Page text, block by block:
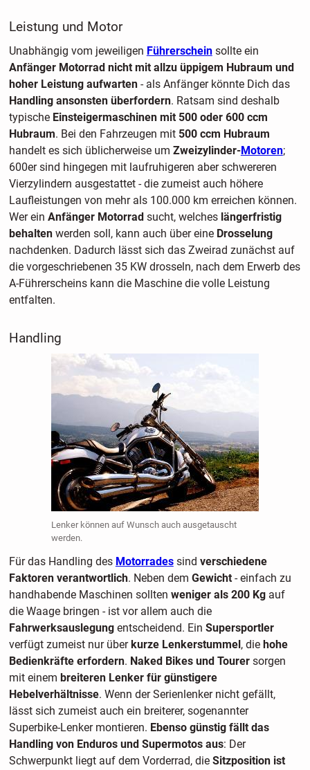
Leistung und Motor
Unabhängig vom jeweiligen Führerscheinsollte ein
Anfänger Motorrad nicht mit allzu üppigem Hubraum und
hoher Leistung aufwarten- als Anfänger könnte Dich das
Handling ansonsten überfordern. Ratsam sind deshalb
typische Einsteigermaschinen mit 500 oder 600 ccm
Hubraum. Bei den Fahrzeugen mit 500 ccm Hubraum
handelt es sich üblicherweise um Zweizylinder-Motoren;
600er sind hingegen mit laufruhigeren aber schwereren
Vierzylindern ausgestattet - die zumeist auch höhere
Laufleistungen von mehr als 100.000 km erreichen können.
Wer ein Anfänger Motorradsucht, welches längerfristig
behaltenwerden soll, kann auch über eine Drosselung
nachdenken. Dadurch lässt sich das Zweirad zunächst auf
die vorgeschriebenen 35 KW drosseln, nach dem Erwerb des
A-Führerscheins kann die Maschine die volle Leistung
entfalten.
Handling
Lenker können auf Wunsch auch ausgetauscht
werden.
Für das Handling des Motorradessind verschiedene
Faktoren verantwortlich. Neben dem Gewicht - einfach zu
handhabende Maschinen sollten weniger als 200 Kgauf
die Waage bringen - ist vor allem auch die
Fahrwerksauslegungentscheidend. Ein Supersportler
verfügt zumeist nur überkurze Lenkerstummel, die hohe
Bedienkräfte erfordern. Naked Bikes und Tourersorgen
mit einem breiteren Lenker für günstigere
Hebelverhältnisse. Wenn der Serienlenker nicht gefällt,
lässt sich zumeist auch ein breiterer, sogenannter
Superbike-Lenker montieren. Ebenso günstig fällt das
Handling von Enduros und Supermotos aus: Der
Schwerpunkt liegt auf dem Vorderrad, die Sitzposition ist